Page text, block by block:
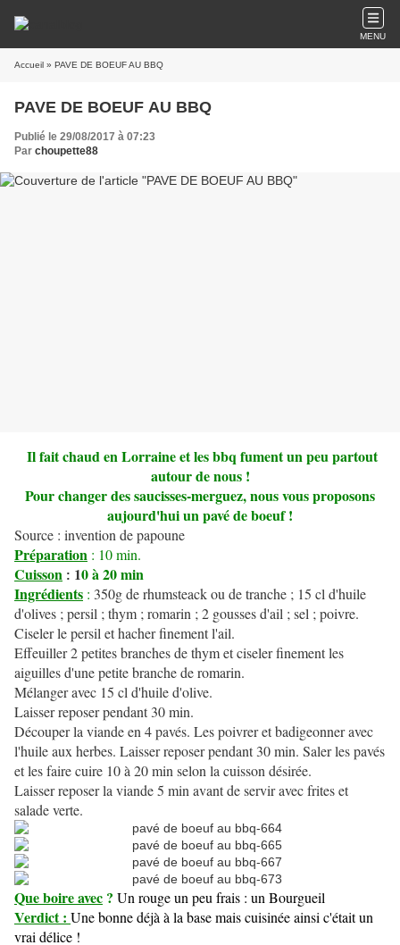
MENU
Accueil » PAVE DE BOEUF AU BBQ
PAVE DE BOEUF AU BBQ
Publié le 29/08/2017 à 07:23
Par choupette88
Il fait chaud en Lorraine et les bbq fument un peu partout
autour de nous !
Pour changer des saucisses-merguez, nous vous proposons
aujourd'hui un pavé de boeuf !
Source : invention de papoune
Préparation : 10 min.
Cuisson : 10 à 20 min
Ingrédients : 350g de rhumsteack ou de tranche ; 15 cl d'huile
d'olives ; persil ; thym ; romarin ; 2 gousses d'ail ; sel ; poivre.
Ciseler le persil et hacher finement l'ail.
Effeuiller 2 petites branches de thym et ciseler finement les
aiguilles d'une petite branche de romarin.
Mélanger avec 15 cl d'huile d'olive.
Laisser reposer pendant 30 min.
Découper la viande en 4 pavés. Les poivrer et badigeonner avec
l'huile aux herbes. Laisser reposer pendant 30 min. Saler les pavés
et les faire cuire 10 à 20 min selon la cuisson désirée.
Laisser reposer la viande 5 min avant de servir avec frites et
salade verte.
Que boire avec ? Un rouge un peu frais : un Bourgueil
Verdict : Une bonne déjà à la base mais cuisinée ainsi c'était un
vrai délice !